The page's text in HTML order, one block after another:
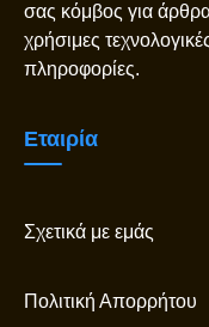
σας κόμβος για άρθρα
χρήσιμες
πληροφορίες.
Εταιρία
Σχετικά με εμάς
Πολιτική Απορρήτου